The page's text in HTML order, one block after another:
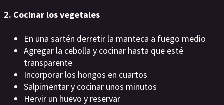
2. Cocinar los vegetales
En una sartén derretir la manteca a fuego medio
Agregar la cebolla y cocinar hasta que esté
transparente
Incorporar los hongos en cuartos
Salpimentar y cocinar unos minutos
Hervir un huevo y reservar